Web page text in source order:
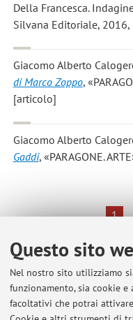
Questo sito
Nel nostro sito utilizziamo
funzionamento, sia cookie
facoltativi che potrai
Della Francesca.
Silvana Editoriale,
Giacomo Alberto
di Marco Zoppo,
[articolo]
Giacomo Alberto
Gaddi, «PARAGONE.
1